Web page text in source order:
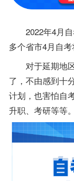
2022年4月
多个省市4月自考
对于延期地
了，不由感到十
计划，也害怕自
升职、考研等等。